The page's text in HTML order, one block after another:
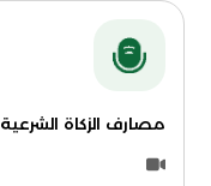
مصارف الزكاة الشرعية